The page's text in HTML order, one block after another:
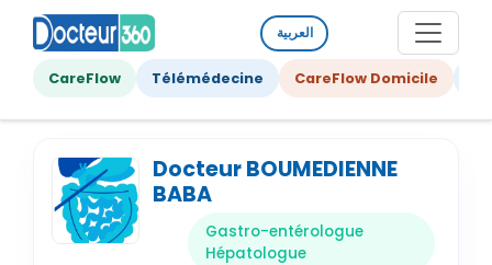
العربية
CareFlow Télémédecine CareFlow Domicile
Docteur BOUMEDIENNE
BABA
Gastro-entérologue
Hépatologue